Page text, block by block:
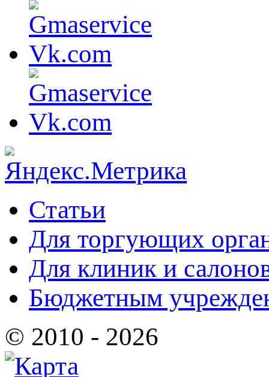
Статьи
Для торгующих
Для клиник и
Бюджетным
© 2010 - 2026